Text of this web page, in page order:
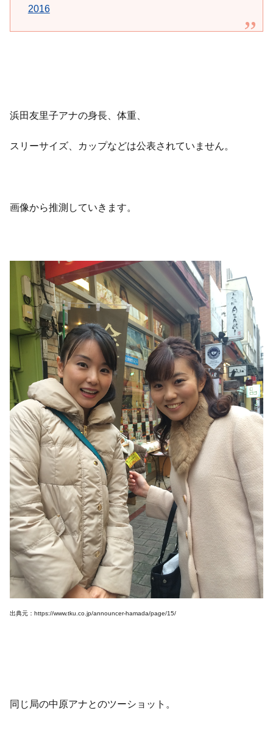
2016
浜田友里子アナの身長、体重、
スリーサイズ、カップなどは公表されていません。
画像から推測していきます。
出典元：https://www.tku.co.jp/announcer-hamada/page/15/
同じ局の中原アナとのツーショット。